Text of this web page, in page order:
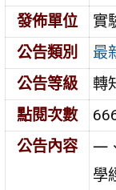
發佈單位
實
公告類別
最
公告等級
轉
點閱次數
公告內容
一
學